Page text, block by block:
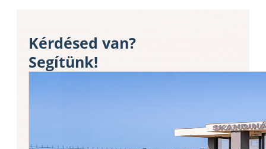
Kérdésed van?
Segítünk!